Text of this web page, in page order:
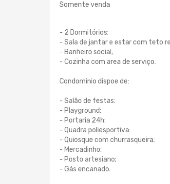
Somente venda
- 2 Dormitórios;
- Sala de jantar e estar com teto
- Banheiro social;
- Cozinha com area de serviço.
Condominio dispoe de:
- Salão de festas:
- Playground:
- Portaria 24h:
- Quadra poliesportiva:
- Quiosque com churrasqueira;
- Mercadinho;
- Posto artesiano;
- Gás encanado.